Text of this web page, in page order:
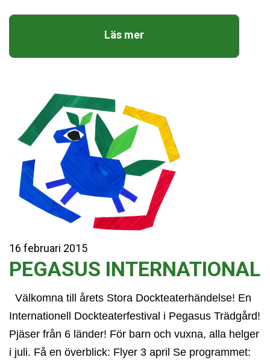
Läs mer
16 februari 2015
PEGASUS INTERNATIONAL
Välkomna till årets Stora Dockteaterhändelse! En
Internationell Dockteaterfestival i Pegasus Trädgård!
Pjäser från 6 länder! För barn och vuxna, alla helger
i juli. Få en överblick: Flyer 3 april Se programmet: